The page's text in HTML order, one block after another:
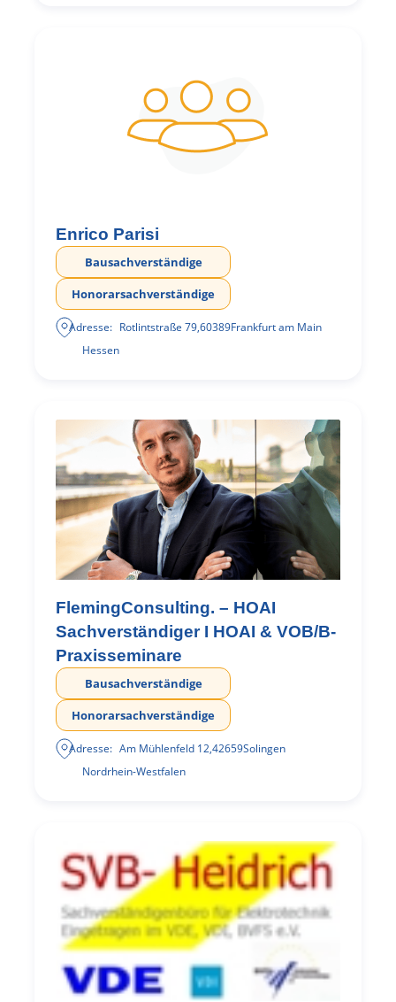
Enrico Parisi
Bausachverständige
Honorarsachverständige
Adresse: Rotlintstraße 79,60389Frankfurt am Main
Hessen
FlemingConsulting. – HOAI
Sachverständiger I HOAI & VOB/B-
Praxisseminare
Bausachverständige
Honorarsachverständige
Adresse: Am Mühlenfeld 12,42659Solingen
Nordrhein-Westfalen